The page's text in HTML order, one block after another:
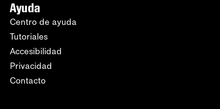
Ayuda
Centro de ayuda
Tutoriales
Accesibilidad
Privacidad
Contacto